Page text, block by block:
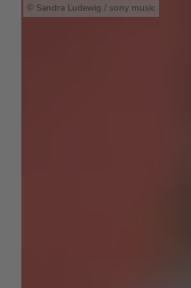
Sandra Ludewig / sony music